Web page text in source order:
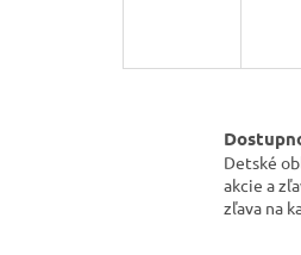
Detské
akcie a
zľava na